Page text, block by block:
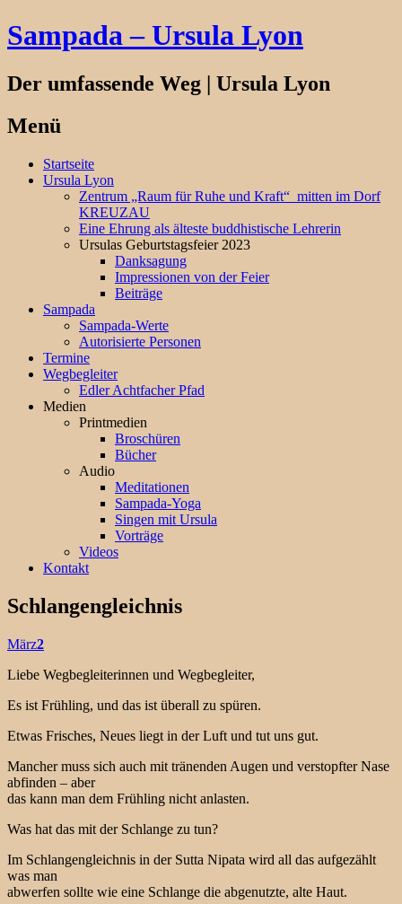
Sampada – Ursula Lyon
Der umfassende Weg | Ursula Lyon
Menü
Springe
zum
Startseite
Ursula Lyon
Zentrum „Raum für Ruhe und Kraft“ mitten im Dorf
KREUZAU
Eine Ehrung als älteste buddhistische Lehrerin
Ursulas Geburtstagsfeier 2023
Danksagung
Impressionen von der Feier
Beiträge
Sampada
Sampada-Werte
Autorisierte Personen
Termine
Wegbegleiter
Edler Achtfacher Pfad
Medien
Printmedien
Broschüren
Bücher
Audio
Meditationen
Sampada-Yoga
Singen mit Ursula
Vorträge
Videos
Kontakt
Schlangengleichnis
März2
Liebe Wegbegleiterinnen und Wegbegleiter,
Es ist Frühling, und das ist überall zu spüren.
Etwas Frisches, Neues liegt in der Luft und tut uns gut.
Mancher muss sich auch mit tränenden Augen und verstopfter Nase
abfinden – aber
das kann man dem Frühling nicht anlasten.
Was hat das mit der Schlange zu tun?
Im Schlangengleichnis in der Sutta Nipata wird all das aufgezählt
was man
abwerfen sollte wie eine Schlange die abgenutzte, alte Haut.